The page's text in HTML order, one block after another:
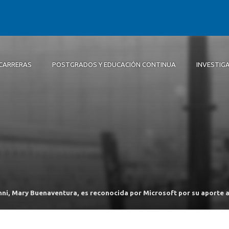
POSTGRADOS Y EDUCACIÓN CONTINUA
Revista Base, Diseño e
Repositorio de Memorias de
Mary Buenaventura, es reconocida por Microsoft por su